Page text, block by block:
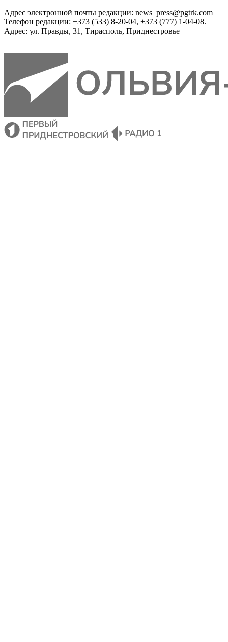
Адрес электронной почты редакции: news_press@pgtrk.com
Телефон редакции: +373 (533) 8-20-04, +373 (777) 1-04-08.
Адрес: ул. Правды, 31, Тирасполь, Приднестровье